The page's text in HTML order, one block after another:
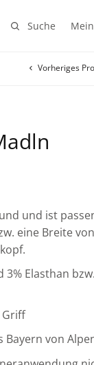
Suche
Vorheriges
und ist
eine Breite
Elasthan
Griff
Bayern von